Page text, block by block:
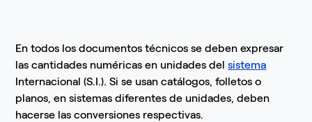
En todos los documentos técnicos se deben expresar
las cantidades numéricas en unidades delsistema
Internacional (S.I.). Si se usan catálogos, folletos o
planos, en sistemas diferentes de unidades, deben
hacerse las conversiones respectivas.